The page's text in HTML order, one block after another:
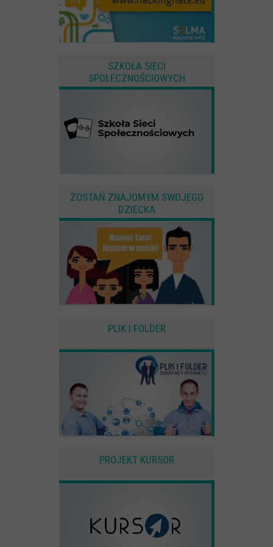
SZKOŁA SIECI
SPOŁECZNOŚCIOWYCH
ZOSTAŃ ZNAJOMYM SWOJEGO
DZIECKA
PLIK I FOLDER
PROJEKT KURSOR